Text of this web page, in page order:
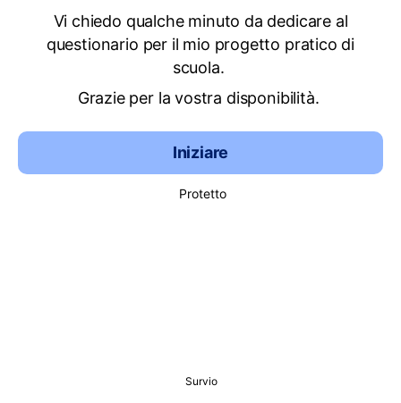
Vi chiedo qualche minuto da dedicare al
questionario per il mio progetto pratico di
scuola.
Grazie per la vostra disponibilità.
Iniziare
Protetto
Survio